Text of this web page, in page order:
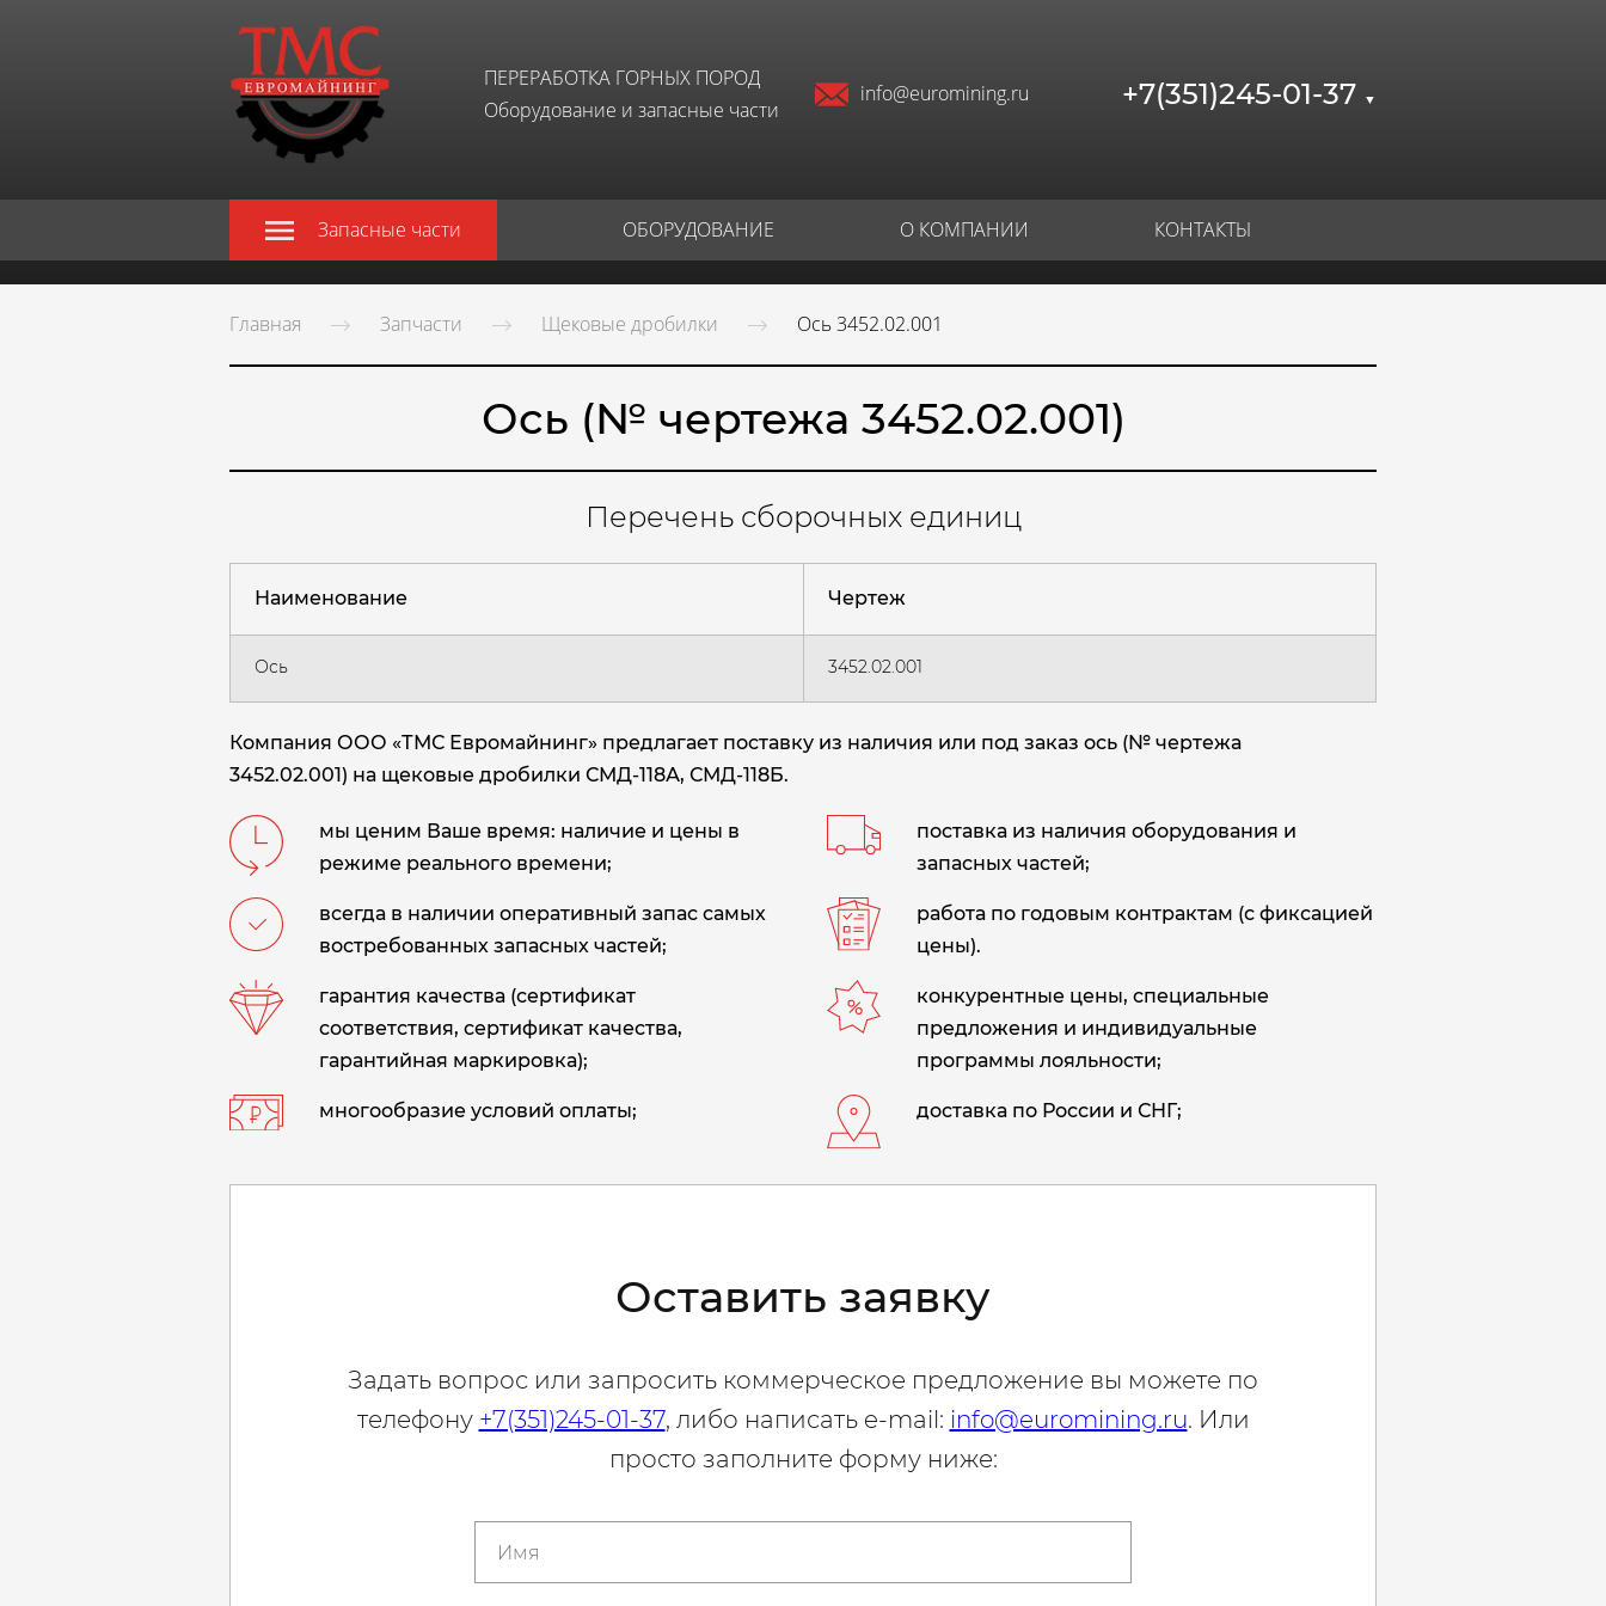
ПЕРЕРАБОТКА ГОРНЫХ ПОРОД
Оборудование и запасные части
info@euromining.ru +7(351)245-01-37 ▼
Запасные части ОБОРУДОВАНИЕ О КОМПАНИИ КОНТАКТЫ
Главная Запчасти Щековые дробилки Ось 3452.02.001
Ось (№ чертежа 3452.02.001)
Перечень сборочных единиц
Наименование Чертеж
Ось 3452.02.001
Компания ООО «ТМС Евромайнинг» предлагает поставку из наличия или под заказ ось (№ чертежа
3452.02.001) на щековые дробилки СМД-118А, СМД-118Б.
мы ценим Ваше время: наличие и цены в
режиме реального времени;
поставка из наличия оборудования и
запасных частей;
всегда в наличии оперативный запас самых
востребованных запасных частей;
работа по годовым контрактам (с фиксацией
цены).
гарантия качества (сертификат
соответствия, сертификат качества,
гарантийная маркировка);
конкурентные цены, специальные
предложения и индивидуальные
программы лояльности;
многообразие условий оплаты; доставка по России и СНГ;
Оставить заявку
Задать вопрос или запросить коммерческое предложение вы можете по
телефону +7(351)245-01-37, либо написать e-mail: info@euromining.ru. Или
просто заполните форму ниже: